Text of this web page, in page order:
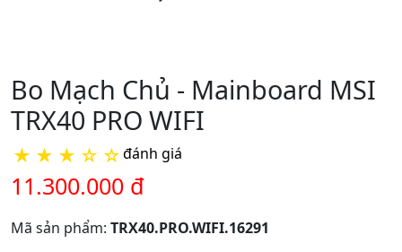
Bo Mạch Chủ - Mainboard MSI
TRX40 PRO WIFI
★ ★ ★ ☆ ☆đánh giá
11.300.000 đ
Mã sản phẩm: TRX40.PRO.WIFI.16291